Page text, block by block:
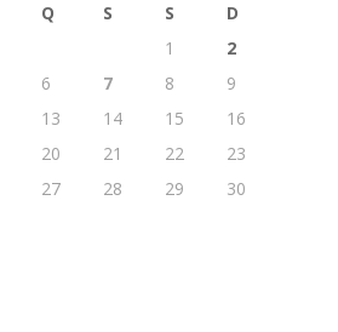
Q S S
D
1
2
6 7 8
9
13 14 15
16
20 21 22
23
27 28 29
30